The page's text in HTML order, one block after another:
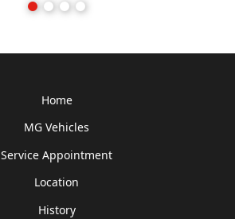
Home
MG Vehicles
Service Appointment
Location
History